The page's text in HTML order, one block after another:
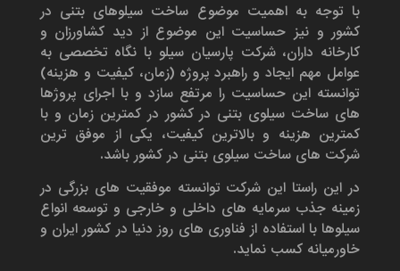
با توجه به اهمیت موضوع ساخت سیلوهای بتنی در
کشور و نیز حساسیت این موضوع از دید کشاورزان و
کارخانه داران، شرکت پارسیان سیلو با نگاه تخصصی به
عوامل مهم ایجاد و راهبرد پروژه (زمان، کیفیت و هزینه)
توانسته این حساسیت را مرتفع سازد و با اجرای پروژها
های ساخت سیلوی بتنی در کشور در کمترین زمان و با
کمترین هزینه و بالاترین کیفیت، یکی از موفق ترین
شرکت های ساخت سیلوی بتنی در کشور باشد.
در این راستا این شرکت توانسته موفقیت های بزرگی در
زمینه جذب سرمایه های داخلی و خارجی و توسعه انواع
سیلوها با استفاده از فناوری های روز دنیا در کشور ایران و
خاورمیانه کسب نماید.